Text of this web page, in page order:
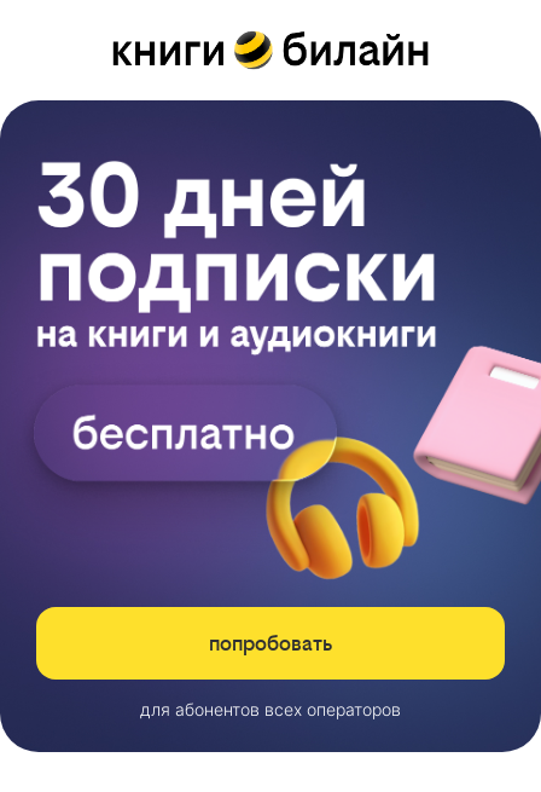
попробовать
для абонентов всех операторов